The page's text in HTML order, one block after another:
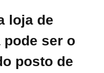
loja de
ser o
posto de